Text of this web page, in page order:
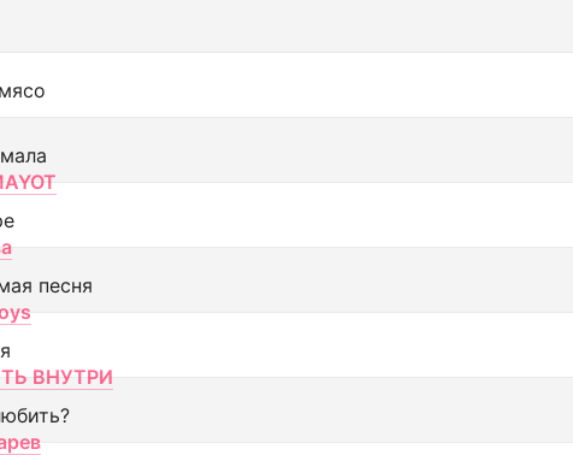
песня
ВНУТРИ